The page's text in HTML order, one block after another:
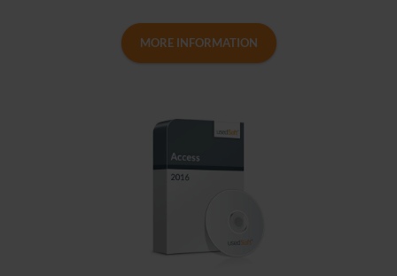
MORE INFORMATION